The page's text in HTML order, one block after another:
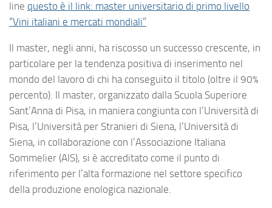
line questo è il link: master universitario di primo livello
“Vini italiani e mercati mondiali”
Il master, negli anni, ha riscosso un successo crescente, in
particolare per la tendenza positiva di inserimento nel
mondo del lavoro di chi ha conseguito il titolo (oltre il 90%
percento). Il master, organizzato dalla Scuola Superiore
Sant’Anna di Pisa, in maniera congiunta con l’Università di
Pisa, l’Università per Stranieri di Siena, l’Università di
Siena, in collaborazione con l’Associazione Italiana
Sommelier (AIS), si è accreditato come il punto di
riferimento per l’alta formazione nel settore specifico
della produzione enologica nazionale.